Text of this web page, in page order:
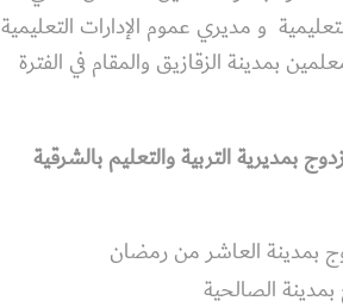
و مديري عموم الإدارات التعليمية
بمدينة الزقازيق والمقام في الفترة
بمديرية التربية والتعليم بالشرقية
بمدينة العاشر من رمضان